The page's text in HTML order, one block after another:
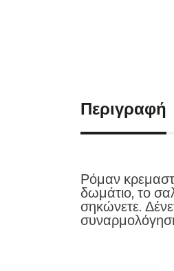
Περιγραφή
Ρόμαν
δωμάτιο, το
σηκώνετε.